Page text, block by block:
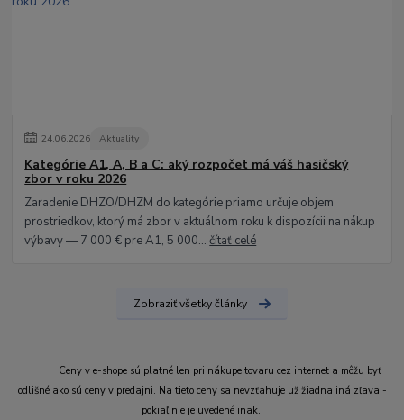
24.06.2026 Aktuality
Kategórie A1, A, B a C: aký rozpočet má váš hasičský
zbor v roku 2026
Zaradenie DHZO/DHZM do kategórie priamo určuje objem
prostriedkov, ktorý má zbor v aktuálnom roku k dispozícii na nákup
výbavy — 7 000 € pre A1, 5 000...čítať celé
Zobraziť všetky články
Ceny v e-shope sú platné len pri nákupe tovaru cez internet a môžu byť
odlišné ako sú ceny v predajni. Na tieto ceny sa nevzťahuje už žiadna iná zľava -
pokiaľ nie je uvedené inak.